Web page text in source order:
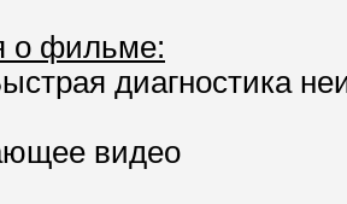
о фильме:
диагностика
видео